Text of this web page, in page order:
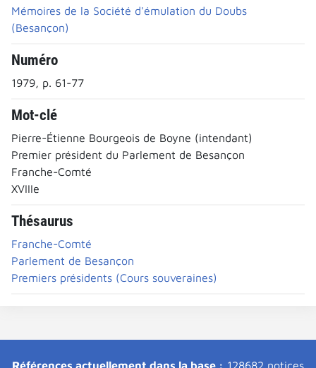
Mémoires de la Société d'émulation du Doubs
(Besançon)
Numéro
1979, p. 61-77
Mot-clé
Pierre-Étienne Bourgeois de Boyne (intendant)
Premier président du Parlement de Besançon
Franche-Comté
XVIIIe
Thésaurus
Franche-Comté
Parlement de Besançon
Premiers présidents (Cours souveraines)
Références actuellement dans la base : 128682 notices